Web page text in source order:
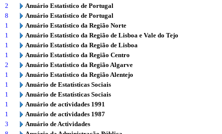
2
Anuário Estatístico de Portugal
8
Anuário Estatístico de Portugal
1
Anuário Estatístico da Região Norte
1
Anuário Estatístico da Região de Lisboa e Vale do Tejo
1
Anuário Estatístico da Região de Lisboa
1
Anuário Estatístico da Região Centro
2
Anuário Estatístico da Região Algarve
1
Anuário Estatístico da Região Alentejo
1
Anuário de Estatísticas Sociais
1
Anuário de Estatísticas Sociais
1
Anuário de actividades 1991
1
Anuário de actividades 1987
3
Anuário de Actividades